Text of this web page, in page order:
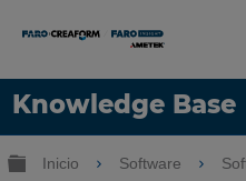
Knowledge Base
Idioma
Expandir/contraer
Inicio Software